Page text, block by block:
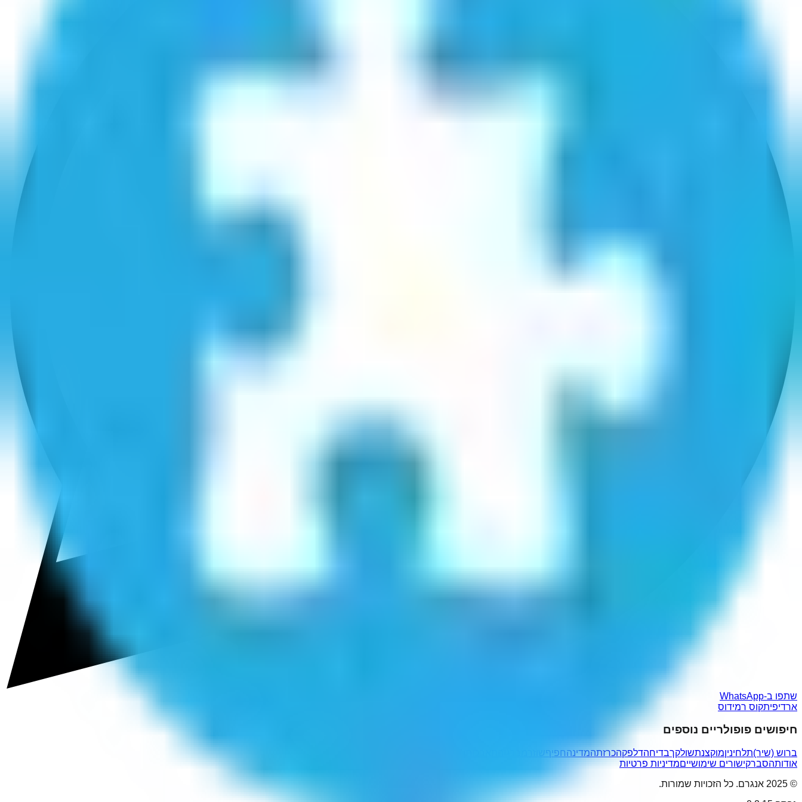
שתפו ב-WhatsApp
ארדיפיתקוס רמידוס
חיפושים פופולריים נוספים
ברוש (שיר)תלחיניןמוקצנתשולקךבדיחהדלפקהכרזתהמדינהחפיף
אודותהסברקישורים שימושייםמדיניות פרטיות
© 2025 אנגרם. כל הזכויות שמורות.